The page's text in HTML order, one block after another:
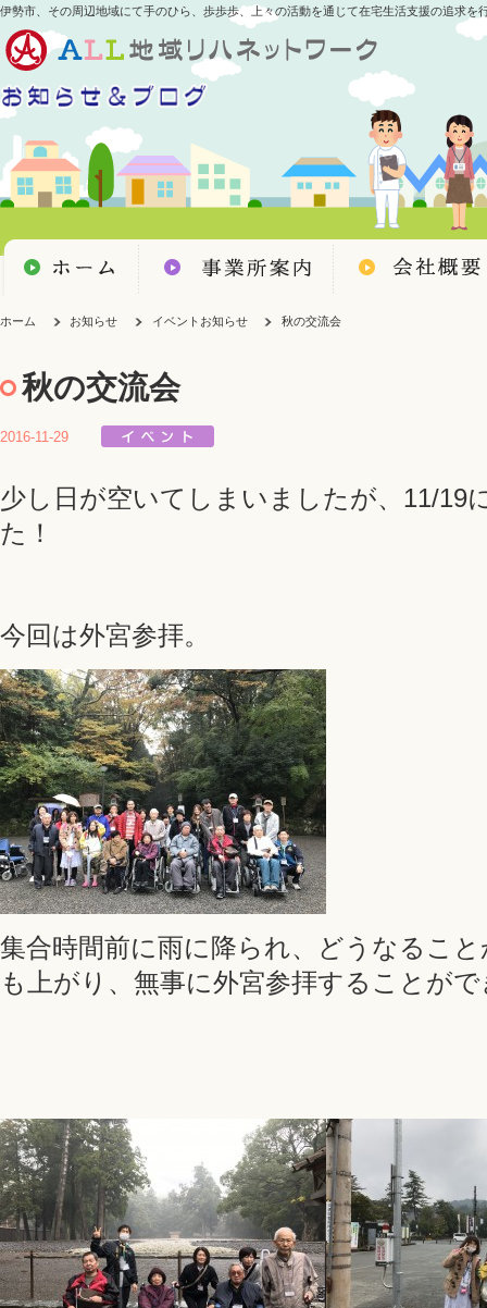
伊勢市、その周辺地域にて手のひら、歩歩歩、上々の活動を通じて在宅生活支援の追求を
ホーム お知らせ イベントお知らせ 秋の交流会
秋の交流会
2016-11-29
少し日が空いてしまいましたが、11/19
た！
今回は外宮参拝。
集合時間前に雨に降られ、どうなるこ
も上がり、無事に外宮参拝することが